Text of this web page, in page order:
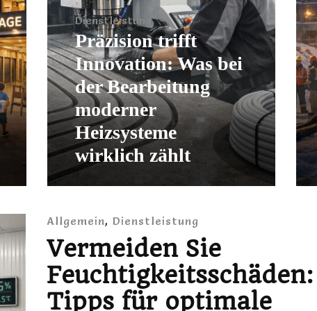
Dienstleistung
Präzision trifft
Innovation: Was bei
der Bearbeitung
moderner
Heizsysteme
wirklich zählt
Allgemein, Dienstleistung
Vermeiden Sie
Feuchtigkeitsschäden:
Tipps für optimale